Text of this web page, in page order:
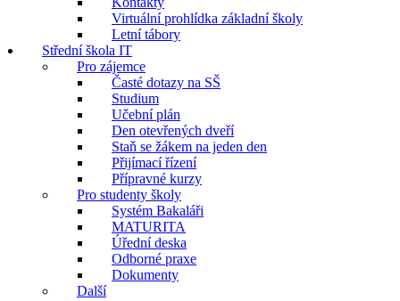
Virtuální prohlídka základní školy
Letní tábory
Střední škola IT
Pro zájemce
Časté dotazy na SŠ
Studium
Učební plán
Den otevřených dveří
Staň se žákem na jeden den
Přijímací řízení
Přípravné kurzy
Pro studenty školy
Systém Bakaláři
MATURITA
Úřední deska
Odborné praxe
Dokumenty
Další